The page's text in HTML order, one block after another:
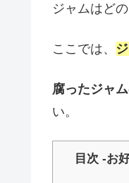
ジャムはど
ここでは、
腐ったジャ
い。
目次 -お